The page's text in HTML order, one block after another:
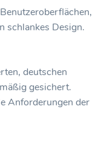
schlankes Design.
deutschen
gesichert.
Anforderungen der